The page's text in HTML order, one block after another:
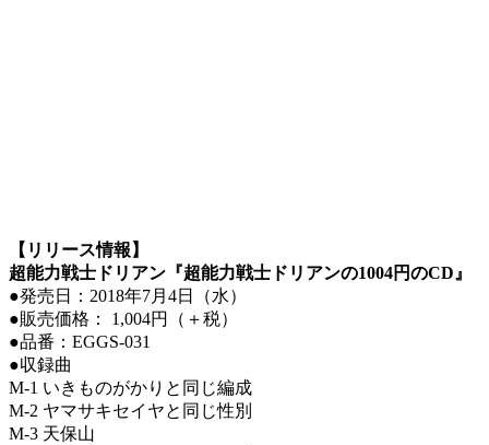
【リリース情報】
超能力戦士ドリアン『超能力戦士ドリアンの1004円のCD』
●発売日：2018年7月4日（水）
●販売価格： 1,004円（＋税）
●品番：EGGS-031
●収録曲
M-1 いきものがかりと同じ編成
M-2 ヤマサキセイヤと同じ性別
M-3 天保山